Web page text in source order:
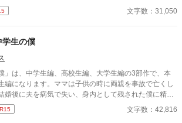
もアルバイト先のスーパーで再会した彼女は、翔太を
し、温かく仕事を教えてくれる存在だった。 ある日の
でご飯をご馳走になるほど親密に。 優しくて穏やかで
甘くちょっぴり刺激的な同居生活（？）がはじまる。
文字数：31,050
学生の僕
」は、中学生編、高校生編、大学生編の3部作で、本
編になります。ママは子供の時に両親を事故で亡くし
婚後に夫を病気で失い、身内として残された僕に精神
するようになる。幼少期の「僕」はそのママの依存が
敵なママに甘える閉鎖的な生活を当たり前のことと考
R15 文字数：42,816